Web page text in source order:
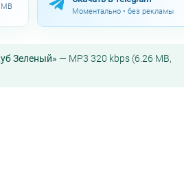
Моментально • без рекламы
Зеленый» — MP3 320 kbps (6.26 MB,